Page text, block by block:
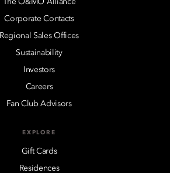
Corporate Contacts
Regional Sales Offices
Sustainability
Investors
Careers
Fan Club Advisors
EXPLORE
Gift Cards
Residences